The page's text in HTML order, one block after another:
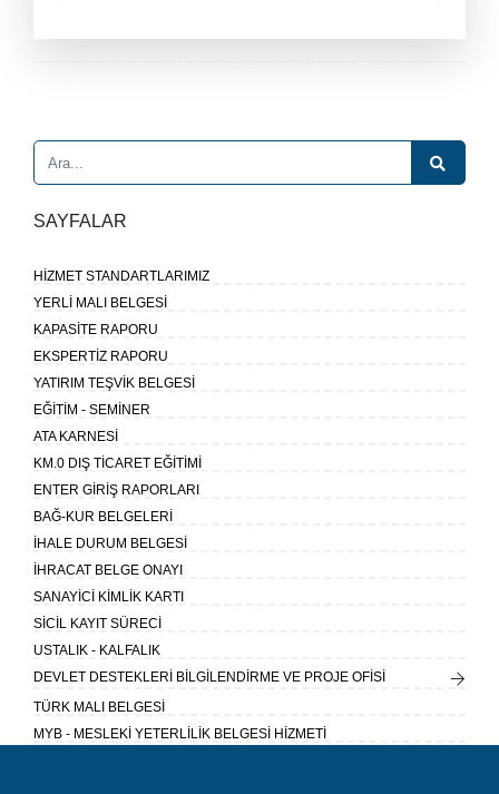
SAYFALAR
HİZMET STANDARTLARIMIZ
YERLİ MALI BELGESİ
KAPASİTE RAPORU
EKSPERTİZ RAPORU
YATIRIM TEŞVİK BELGESİ
EĞİTİM - SEMİNER
ATA KARNESİ
KM.0 DIŞ TİCARET EĞİTİMİ
ENTER GİRİŞ RAPORLARI
BAĞ-KUR BELGELERİ
İHALE DURUM BELGESİ
İHRACAT BELGE ONAYI
SANAYİCİ KİMLİK KARTI
SİCİL KAYIT SÜRECİ
USTALIK - KALFALIK
DEVLET DESTEKLERİ BİLGİLENDİRME VE PROJE OFİSİ
TÜRK MALI BELGESİ
MYB - MESLEKİ YETERLİLİK BELGESİ HİZMETİ